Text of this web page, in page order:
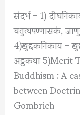
संदर्भ – 1)
चतुत्थपण्णासकं,
4)खुद्दकनिकाय –
अट्ठकथा 5)Merit
Buddhism : A
between
Gombrich